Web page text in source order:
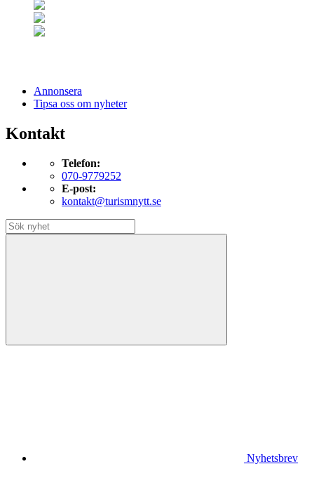
Annonsera
Tipsa oss om nyheter
Kontakt
Telefon:
070-9779252
E-post:
kontakt@turismnytt.se
Nyhetsbrev